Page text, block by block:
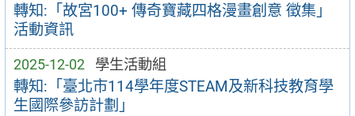
轉知:「故宮100+ 傳奇寶藏四格漫畫創意 徵集」
活動資訊
2025-12-02 學生活動組
轉知:「臺北市114學年度STEAM及新科技教育學
生國際參訪計劃」